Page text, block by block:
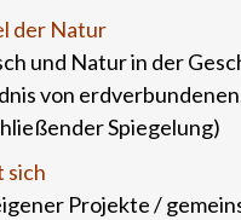
der Natur
und Natur in der
von
Spiegelung)
sich
Projekte /